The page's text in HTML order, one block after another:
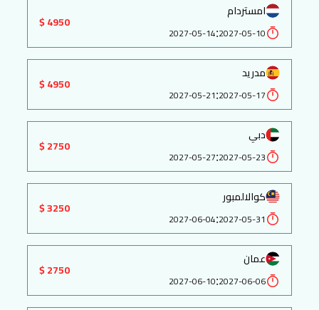
امستردام
2027-05-10
:
2027-05-14
4950 $
مدريد
2027-05-17
:
2027-05-21
4950 $
دبي
2027-05-23
:
2027-05-27
2750 $
كوالالمبور
2027-05-31
:
2027-06-04
3250 $
عمان
2027-06-06
:
2027-06-10
2750 $